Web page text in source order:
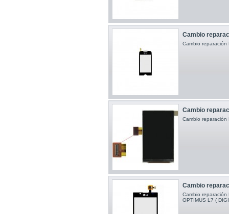
Cambio
Cambio reparación
Cambio
Cambio reparación
Cambio
Cambio reparación
OPTIMUS L7 (